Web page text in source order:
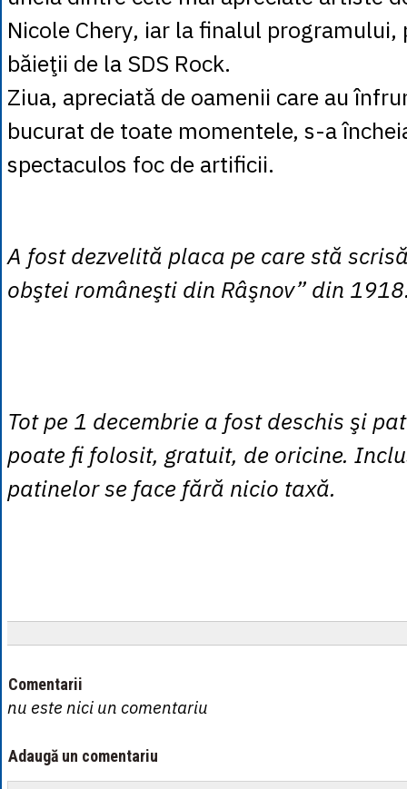
Nicole Chery, iar la finalul programului,
băieţii de la SDS Rock.
Ziua, apreciată de oamenii care au
bucurat de toate momentele, s-a
spectaculos foc de artificii.
A fost dezvelită placa pe care stă
obştei româneşti din Râşnov” din
Tot pe 1 decembrie a fost deschis şi
poate fi folosit, gratuit, de oricine.
patinelor se face fără nicio taxă.
Comentarii
nu este nici un comentariu
Adaugă un comentariu